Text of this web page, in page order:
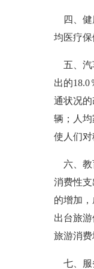
四、健
均医疗保
五、汽
出的
通状况
辆；人
使人们对
六、教
消费性支
的增加
出台旅
旅游消费
七、服